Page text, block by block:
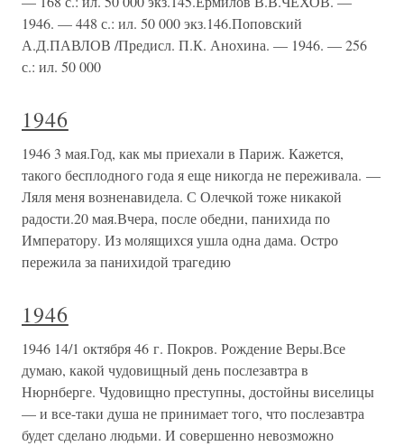
1946. — 448 с.: ил. 50 000 экз.146.Поповский
А.Д.ПАВЛОВ /Предисл. П.К. Анохина. — 1946. — 256
с.: ил. 50 000
1946
1946 3 мая.Год, как мы приехали в Париж. Кажется,
такого бесплодного года я еще никогда не переживала. —
Ляля меня возненавидела. С Олечкой тоже никакой
радости.20 мая.Вчера, после обедни, панихида по
Императору. Из молящихся ушла одна дама. Остро
пережила за панихидой трагедию
1946
1946 14/1 октября 46 г. Покров. Рождение Веры.Все
думаю, какой чудовищный день послезавтра в
Нюрнберге. Чудовищно преступны, достойны виселицы
— и все-таки душа не принимает того, что послезавтра
будет сделано людьми. И совершенно невозможно